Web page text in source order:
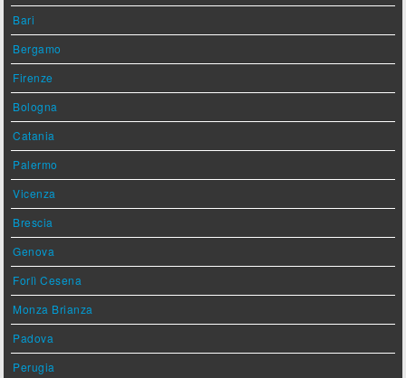
Bari
Bergamo
Firenze
Bologna
Catania
Palermo
Vicenza
Brescia
Genova
Forlì Cesena
Monza Brianza
Padova
Perugia